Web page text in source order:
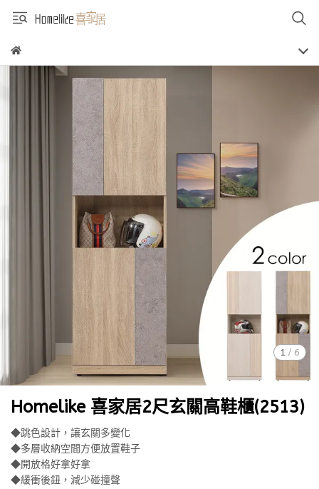
1 / 6
Homelike 喜家居2尺玄關高鞋櫃(2513)
◆跳色設計，讓玄關多變化
◆多層收納空間方便放置鞋子
◆開放格好拿好拿
◆緩衝後鈕，減少碰撞聲